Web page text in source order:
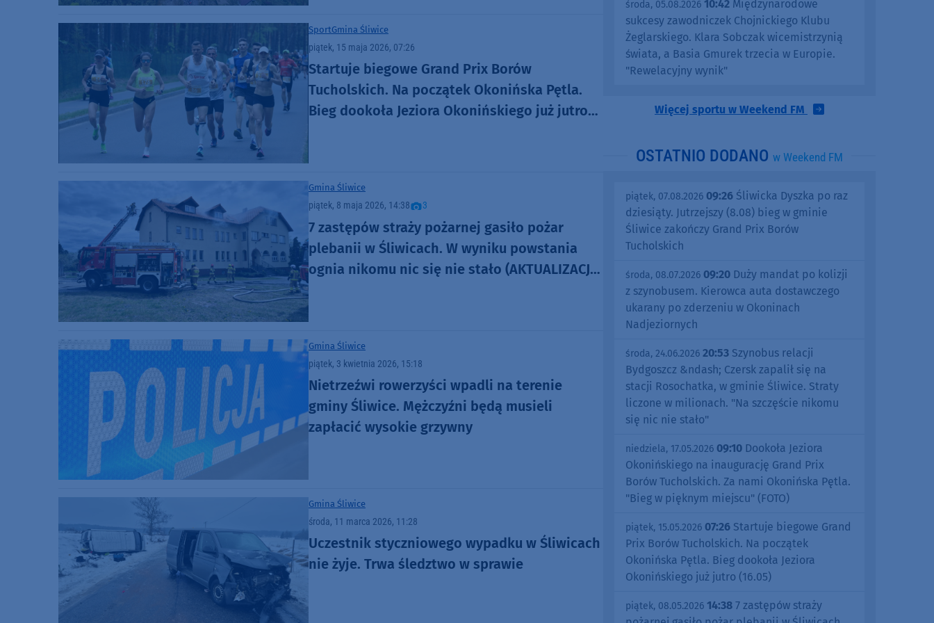
SportGmina Śliwice
piątek, 15 maja 2026, 07:26
Startuje biegowe Grand Prix Borów
Tucholskich. Na początek Okonińska Pętla.
Bieg dookoła Jeziora Okonińskiego już jutro
Gmina Śliwice
piątek, 8 maja 2026, 14:38 3
7 zastępów straży pożarnej gasiło pożar
plebanii w Śliwicach. W wyniku powstania
ognia nikomu nic się nie stało (AKTUALIZACJA,
Gmina Śliwice
piątek, 3 kwietnia 2026, 15:18
Nietrzeźwi rowerzyści wpadli na terenie
gminy Śliwice. Mężczyźni będą musieli
zapłacić wysokie grzywny
Gmina Śliwice
środa, 11 marca 2026, 11:28
Uczestnik styczniowego wypadku w Śliwicach
nie żyje. Trwa śledztwo w sprawie
środa, 05.08.2026 10:42 Międzynarodowe
sukcesy zawodniczek Chojnickiego Klubu
Żeglarskiego. Klara Sobczak wicemistrzynią
świata, a Basia Gmurek trzecia w Europie.
"Rewelacyjny wynik"
Więcej sportu w Weekend FM
OSTATNIO DODANO w Weekend FM
piątek, 07.08.2026 09:26 Śliwicka Dyszka po raz
dziesiąty. Jutrzejszy (8.08) bieg w gminie
Śliwice zakończy Grand Prix Borów
Tucholskich
środa, 08.07.2026 09:20 Duży mandat po kolizji
z szynobusem. Kierowca auta dostawczego
ukarany po zderzeniu w Okoninach
Nadjeziornych
środa, 24.06.2026 20:53 Szynobus relacji
Bydgoszcz &ndash; Czersk zapalił się na
stacji Rosochatka, w gminie Śliwice. Straty
liczone w milionach. "Na szczęście nikomu
się nic nie stało"
niedziela, 17.05.2026 09:10 Dookoła Jeziora
Okonińskiego na inaugurację Grand Prix
Borów Tucholskich. Za nami Okonińska Pętla.
"Bieg w pięknym miejscu" (FOTO)
piątek, 15.05.2026 07:26 Startuje biegowe Grand
Prix Borów Tucholskich. Na początek
Okonińska Pętla. Bieg dookoła Jeziora
Okonińskiego już jutro (16.05)
piątek, 08.05.2026 14:38 7 zastępów straży